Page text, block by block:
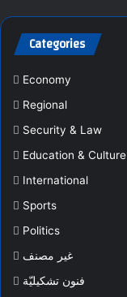
Categories
Economy
Regional
Security & Law
Education & Culture
International
Sports
Politics
غير مصنف
فنون تشكيليّة